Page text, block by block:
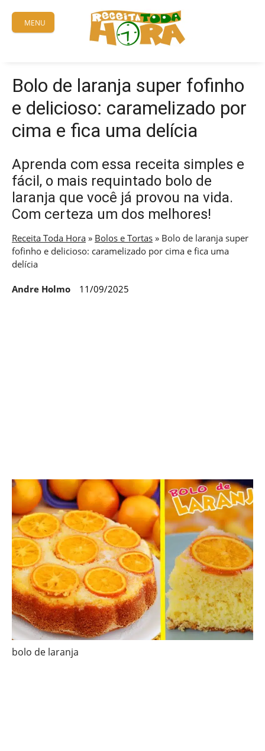
content
MENU
Bolo de laranja super fofinho
e delicioso: caramelizado por
cima e fica uma delícia
Aprenda com essa receita simples e
fácil, o mais requintado bolo de
laranja que você já provou na vida.
Com certeza um dos melhores!
Receita Toda Hora » Bolos e Tortas » Bolo de laranja super
fofinho e delicioso: caramelizado por cima e fica uma
delícia
Andre Holmo 11/09/2025
bolo de laranja